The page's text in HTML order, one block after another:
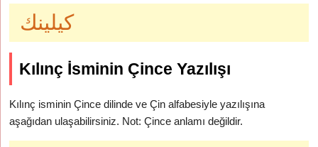
كيلينك
Kılınç İsminin Çince Yazılışı
Kılınç isminin Çince dilinde ve Çin alfabesiyle yazılışına
aşağıdan ulaşabilirsiniz. Not: Çince anlamı değildir.